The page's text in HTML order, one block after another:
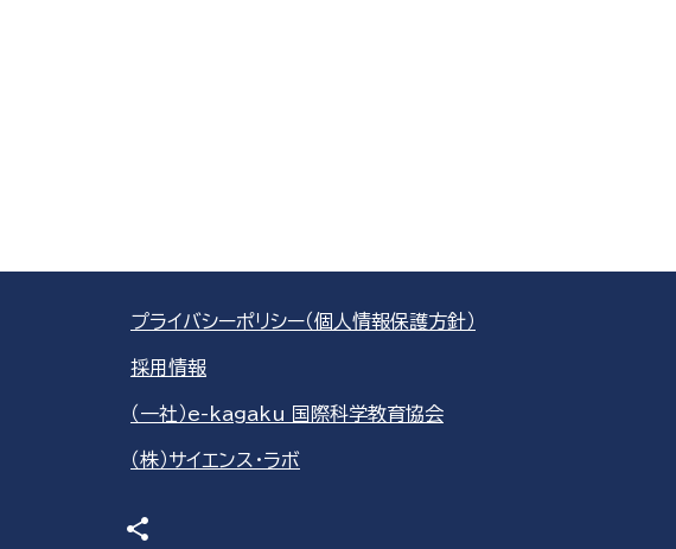
プライバシーポリシー（個人情報保護方針）
採用情報
（一社）e-kagaku 国際科学教育協会
（株）サイエンス・ラボ
share